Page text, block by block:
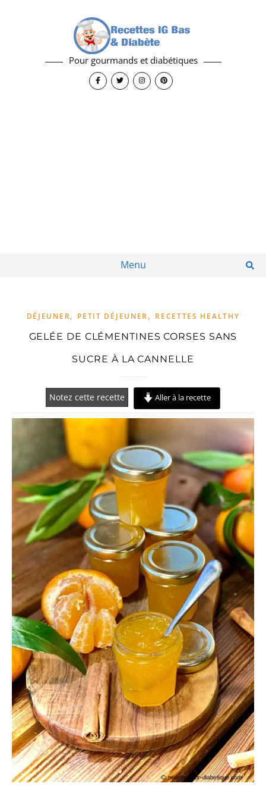
Pour gourmands et diabétiques
Menu
DÉJEUNER, PETIT DÉJEUNER, RECETTES HEALTHY
GELÉE DE CLÉMENTINES CORSES SANS
SUCRE À LA CANNELLE
Notez cette recette Aller à la recette